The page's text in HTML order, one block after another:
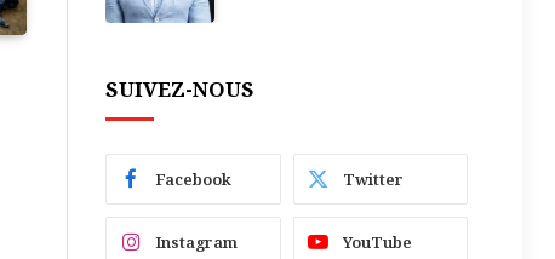
SUIVEZ-NOUS
Facebook Twitter
Instagram YouTube